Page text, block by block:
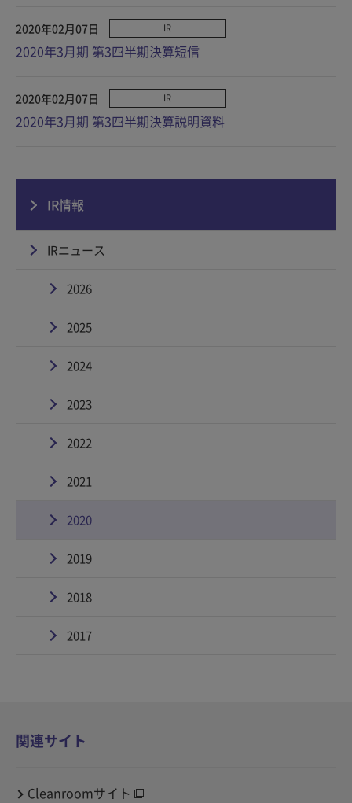
2020年02月07日 IR
2020年3月期 第3四半期決算短信
2020年02月07日 IR
2020年3月期 第3四半期決算説明資料
IR情報
IRニュース
2026
2025
2024
2023
2022
2021
2020
2019
2018
2017
関連サイト
Cleanroomサイト